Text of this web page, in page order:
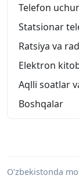
Telefon
Statsionar
Ratsiya va
Elektron
Aqlli soatlar
Boshqalar
O'zbekistonda